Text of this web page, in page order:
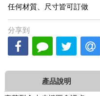
任何材質、尺寸皆可訂做
分享到
產品說明